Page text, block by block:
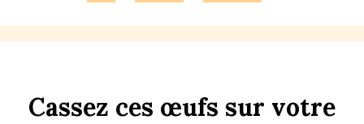
Cassez ces œufs sur votre